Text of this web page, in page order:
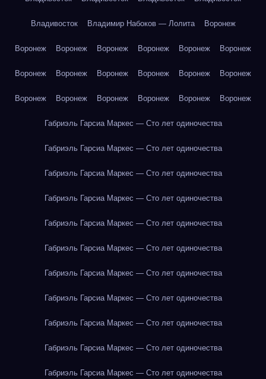
Владивосток Владимир Набоков — Лолита Воронеж
Воронеж Воронеж Воронеж Воронеж Воронеж Воронеж
Воронеж Воронеж Воронеж Воронеж Воронеж Воронеж
Воронеж Воронеж Воронеж Воронеж Воронеж Воронеж
Габриэль Гарсиа Маркес — Сто лет одиночества
Габриэль Гарсиа Маркес — Сто лет одиночества
Габриэль Гарсиа Маркес — Сто лет одиночества
Габриэль Гарсиа Маркес — Сто лет одиночества
Габриэль Гарсиа Маркес — Сто лет одиночества
Габриэль Гарсиа Маркес — Сто лет одиночества
Габриэль Гарсиа Маркес — Сто лет одиночества
Габриэль Гарсиа Маркес — Сто лет одиночества
Габриэль Гарсиа Маркес — Сто лет одиночества
Габриэль Гарсиа Маркес — Сто лет одиночества
Габриэль Гарсиа Маркес — Сто лет одиночества